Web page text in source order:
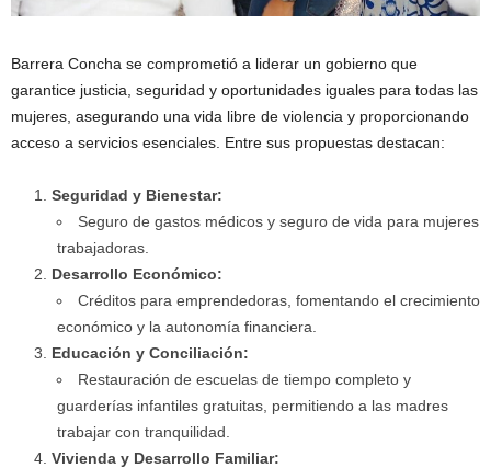
Barrera Concha se comprometió a liderar un gobierno que
garantice justicia, seguridad y oportunidades iguales para todas las
mujeres, asegurando una vida libre de violencia y proporcionando
acceso a servicios esenciales. Entre sus propuestas destacan:
Seguridad y Bienestar:
Seguro de gastos médicos y seguro de vida para mujeres
trabajadoras.
Desarrollo Económico:
Créditos para emprendedoras, fomentando el crecimiento
económico y la autonomía financiera.
Educación y Conciliación:
Restauración de escuelas de tiempo completo y
guarderías infantiles gratuitas, permitiendo a las madres
trabajar con tranquilidad.
Vivienda y Desarrollo Familiar: